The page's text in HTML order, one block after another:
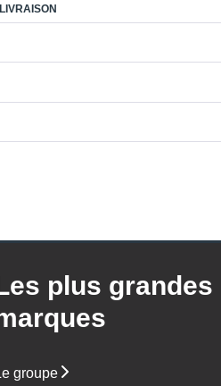
plus grandes
groupe